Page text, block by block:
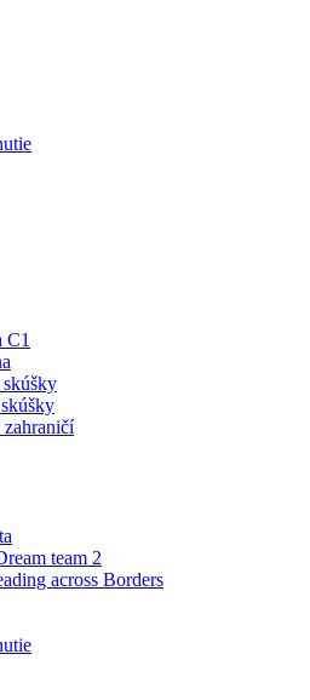
C1
zahraničí
team 2
across Borders